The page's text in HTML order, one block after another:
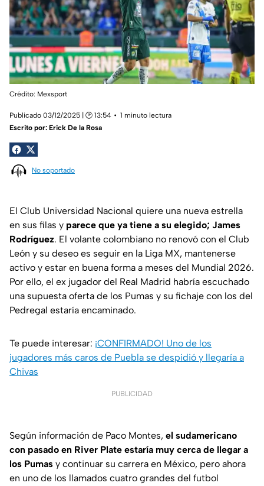
Crédito: Mexsport
Publicado 03/12/2025 | 🕑 13:54
1 minuto lectura
Escrito por: Erick De la Rosa
No soportado
El Club Universidad Nacional quiere una nueva estrella
en sus filas y parece que ya tiene a su elegido; James
Rodríguez. El volante colombiano no renovó con el Club
León y su deseo es seguir en la Liga MX, mantenerse
activo y estar en buena forma a meses del Mundial 2026.
Por ello, el ex jugador del Real Madrid habría escuchado
una supuesta oferta de los Pumas y su fichaje con los del
Pedregal estaría encaminado.
Te puede interesar: ¡CONFIRMADO! Uno de los
jugadores más caros de Puebla se despidió y llegaría a
Chivas
PUBLICIDAD
Según información de Paco Montes, el sudamericano
con pasado en River Plate estaría muy cerca de llegar a
los Pumas y continuar su carrera en México, pero ahora
en uno de los llamados cuatro grandes del futbol